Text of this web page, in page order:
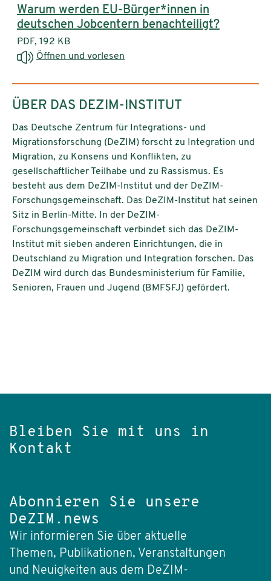
Warum werden EU-Bürger*innen in
deutschen Jobcentern benachteiligt?
PDF, 192 KB
Öffnen und vorlesen
ÜBER DAS DEZIM-INSTITUT
Das Deutsche Zentrum für Integrations- und
Migrationsforschung (DeZIM) forscht zu Integration und
Migration, zu Konsens und Konflikten, zu
gesellschaftlicher Teilhabe und zu Rassismus. Es
besteht aus dem DeZIM-Institut und der DeZIM-
Forschungsgemeinschaft. Das DeZIM-Institut hat seinen
Sitz in Berlin-Mitte. In der DeZIM-
Forschungsgemeinschaft verbindet sich das DeZIM-
Institut mit sieben anderen Einrichtungen, die in
Deutschland zu Migration und Integration forschen. Das
DeZIM wird durch das Bundesministerium für Familie,
Senioren, Frauen und Jugend (BMFSFJ) gefördert.
Bleiben Sie mit uns in
Kontakt
Abonnieren Sie unsere
DeZIM.news
Wir informieren Sie über aktuelle
Themen, Publikationen, Veranstaltungen
und Neuigkeiten aus dem DeZIM-